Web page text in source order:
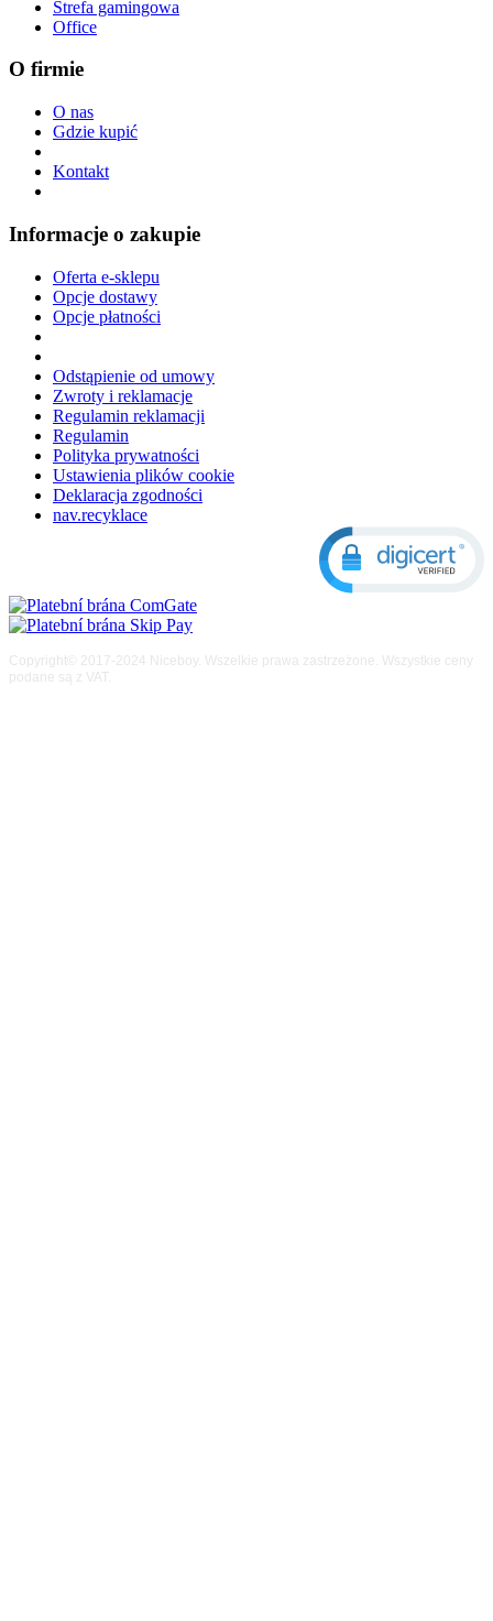
Strefa gamingowa
Office
O firmie
O nas
Gdzie kupić
Kontakt
Informacje o zakupie
Oferta e-sklepu
Opcje dostawy
Opcje płatności
Odstąpienie od umowy
Zwroty i reklamacje
Regulamin reklamacji
Regulamin
Polityka prywatności
Ustawienia plików cookie
Deklaracja zgodności
nav.recyklace
Copyright© 2017-2024 Niceboy. Wszelkie prawa zastrzeżone. Wszystkie ceny
podane są z VAT.